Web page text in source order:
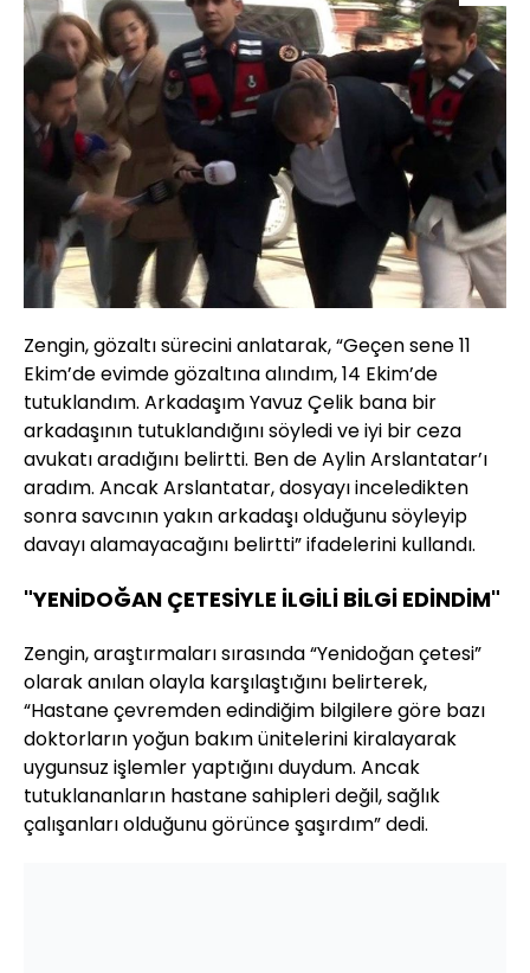
Zengin, gözaltı sürecini anlatarak, “Geçen sene 11
Ekim’de evimde gözaltına alındım, 14 Ekim’de
tutuklandım. Arkadaşım Yavuz Çelik bana bir
arkadaşının tutuklandığını söyledi ve iyi bir ceza
avukatı aradığını belirtti. Ben de Aylin Arslantatar’ı
aradım. Ancak Arslantatar, dosyayı inceledikten
sonra savcının yakın arkadaşı olduğunu söyleyip
davayı alamayacağını belirtti” ifadelerini kullandı.
"YENİDOĞAN ÇETESİYLE İLGİLİ BİLGİ EDİNDİM"
Zengin, araştırmaları sırasında “Yenidoğan çetesi”
olarak anılan olayla karşılaştığını belirterek,
“Hastane çevremden edindiğim bilgilere göre bazı
doktorların yoğun bakım ünitelerini kiralayarak
uygunsuz işlemler yaptığını duydum. Ancak
tutuklananların hastane sahipleri değil, sağlık
çalışanları olduğunu görünce şaşırdım” dedi.